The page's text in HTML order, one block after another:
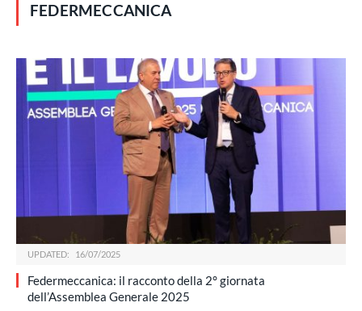
FEDERMECCANICA
UPDATED: 16/07/2025
Federmeccanica: il racconto della 2° giornata
dell’Assemblea Generale 2025